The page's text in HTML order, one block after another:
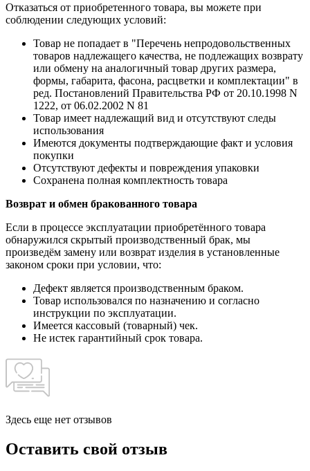
Отказаться от приобретенного товара, вы можете при
соблюдении следующих условий:
Товар не попадает в "Перечень непродовольственных
товаров надлежащего качества, не подлежащих возврату
или обмену на аналогичный товар других размера,
формы, габарита, фасона, расцветки и комплектации" в
ред. Постановлений Правительства РФ от 20.10.1998 N
1222, от 06.02.2002 N 81
Товар имеет надлежащий вид и отсутствуют следы
использования
Имеются документы подтверждающие факт и условия
покупки
Отсутствуют дефекты и повреждения упаковки
Сохранена полная комплектность товара
Возврат и обмен бракованного товара
Если в процессе эксплуатации приобретённого товара
обнаружился скрытый производственный брак, мы
произведём замену или возврат изделия в установленные
законом сроки при условии, что:
Дефект является производственным браком.
Товар использовался по назначению и согласно
инструкции по эксплуатации.
Имеется кассовый (товарный) чек.
Не истек гарантийный срок товара.
Здесь еще нет отзывов
Оставить свой отзыв